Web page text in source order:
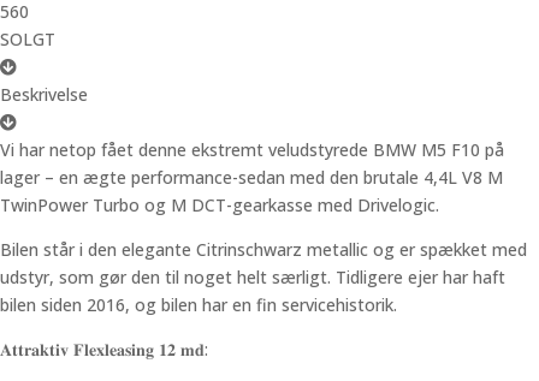
560
SOLGT
Beskrivelse
Vi har netop fået denne ekstremt veludstyrede BMW M5 F10 på
lager – en ægte performance-sedan med den brutale 4,4L V8 M
TwinPower Turbo og M DCT-gearkasse med Drivelogic.
Bilen står i den elegante Citrinschwarz metallic og er spækket med
udstyr, som gør den til noget helt særligt. Tidligere ejer har haft
bilen siden 2016, og bilen har en fin servicehistorik.
𝐀𝐭𝐭𝐫𝐚𝐤𝐭𝐢𝐯 𝐅𝐥𝐞𝐱𝐥𝐞𝐚𝐬𝐢𝐧𝐠 𝟏𝟐 𝐦𝐝: